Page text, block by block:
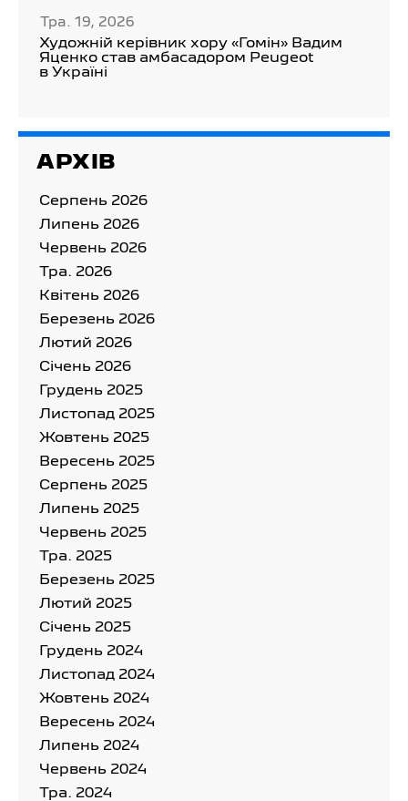
Тра. 19, 2026
Художній керівник хору «Гомін» Вадим
Яценко став амбасадором Peugeot
в Україні
АРХІВ
Серпень 2026
Липень 2026
Червень 2026
Тра. 2026
Квітень 2026
Березень 2026
Лютий 2026
Cічень 2026
Грудень 2025
Листопад 2025
Жовтень 2025
Вересень 2025
Серпень 2025
Липень 2025
Червень 2025
Тра. 2025
Березень 2025
Лютий 2025
Cічень 2025
Грудень 2024
Листопад 2024
Жовтень 2024
Вересень 2024
Липень 2024
Червень 2024
Тра. 2024